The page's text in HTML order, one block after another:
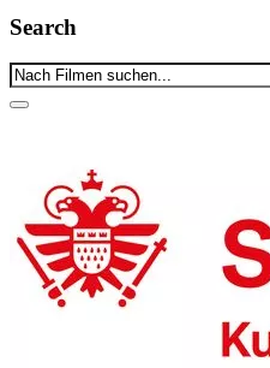
Search